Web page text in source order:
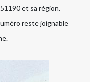
et sa région.
reste joignable